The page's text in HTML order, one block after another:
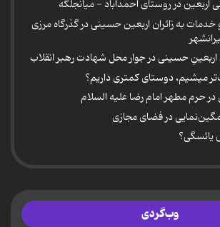
اربعین در روستای احمدآباد - میانجلگه
به زائران اربعین حسینی در گذرگاه مرزی
اربعینِ حسینی در جوار محل شهادت رهبر انقلاب
میشیم، دوستای کمتری داریم؟
حرم مطهر امام رضا علیه السلام
در فضای مجازی
یائسگی؟
وب‌گردی